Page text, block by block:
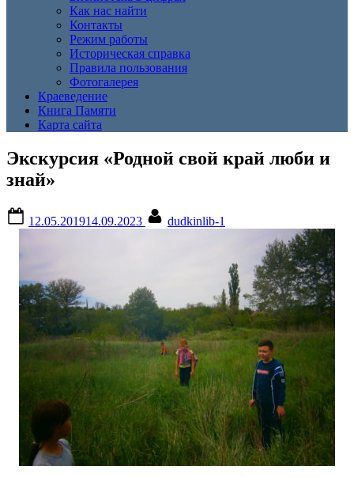
Как нас найти
Контакты
Режим работы
Историческая справка
Правила пользования
Фотогалерея
Краеведение
Книга Памяти
Карта сайта
Экскурсия «Родной свой край люби и
знай»
on
12.05.201914.09.2023 dudkinlib-1